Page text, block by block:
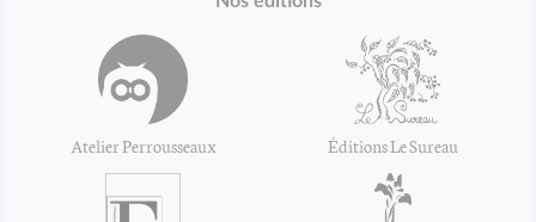
Atelier Perrousseaux Éditions Le Sureau